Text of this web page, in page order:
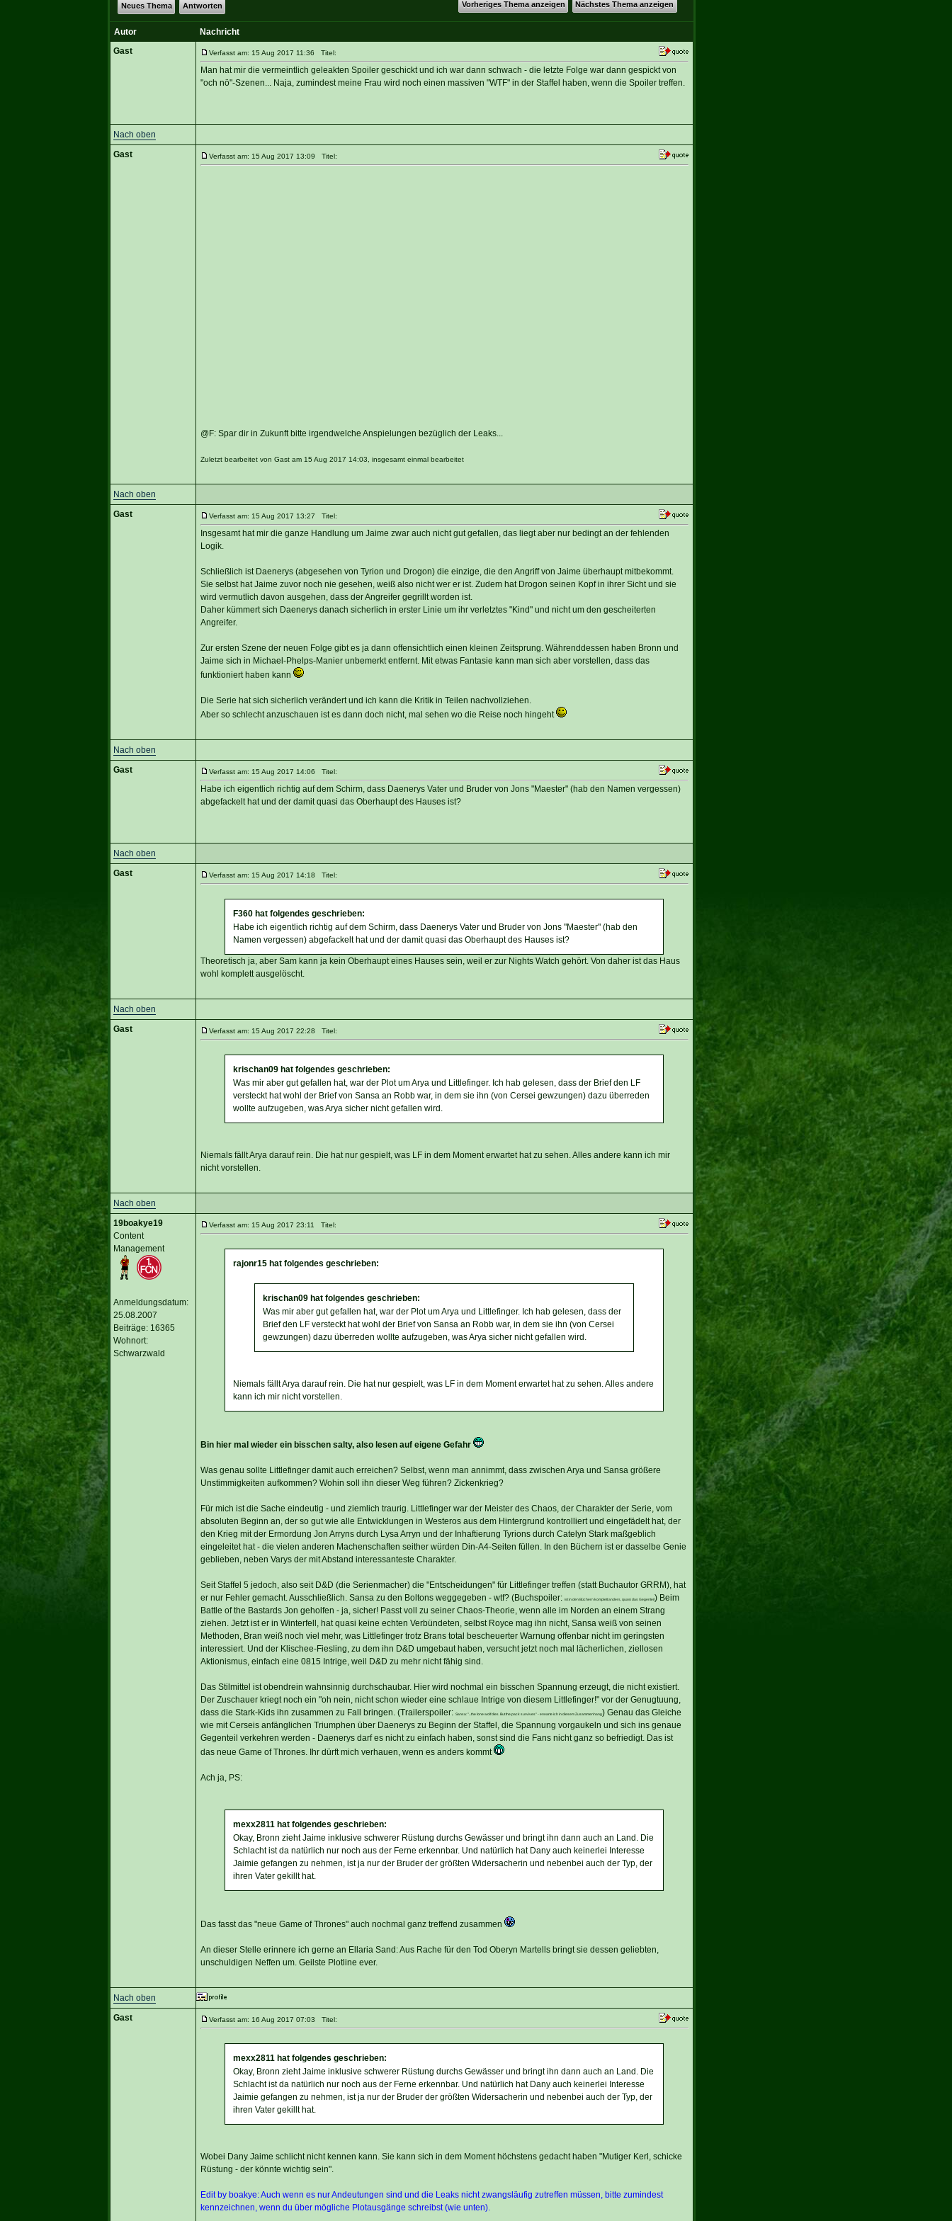
Vorheriges Thema anzeigen Nächstes Thema anzeigen
Neues Thema Antworten
Autor
Nachricht
Gast
Verfasst am: 15 Aug 2017 11:36 Titel:
Man hat mir die vermeintlich geleakten Spoiler geschickt und ich war dann schwach - die letzte Folge war dann gespickt von
"och nö"-Szenen... Naja, zumindest meine Frau wird noch einen massiven "WTF" in der Staffel haben, wenn die Spoiler treffen.
Nach oben
Gast
Verfasst am: 15 Aug 2017 13:09 Titel:
@F: Spar dir in Zukunft bitte irgendwelche Anspielungen bezüglich der Leaks...
Zuletzt bearbeitet von Gast am 15 Aug 2017 14:03, insgesamt einmal bearbeitet
Nach oben
Gast
Verfasst am: 15 Aug 2017 13:27 Titel:
Insgesamt hat mir die ganze Handlung um Jaime zwar auch nicht gut gefallen, das liegt aber nur bedingt an der fehlenden
Logik.
Schließlich ist Daenerys (abgesehen von Tyrion und Drogon) die einzige, die den Angriff von Jaime überhaupt mitbekommt.
Sie selbst hat Jaime zuvor noch nie gesehen, weiß also nicht wer er ist. Zudem hat Drogon seinen Kopf in ihrer Sicht und sie
wird vermutlich davon ausgehen, dass der Angreifer gegrillt worden ist.
Daher kümmert sich Daenerys danach sicherlich in erster Linie um ihr verletztes "Kind" und nicht um den gescheiterten
Angreifer.
Zur ersten Szene der neuen Folge gibt es ja dann offensichtlich einen kleinen Zeitsprung. Währenddessen haben Bronn und
Jaime sich in Michael-Phelps-Manier unbemerkt entfernt. Mit etwas Fantasie kann man sich aber vorstellen, dass das
funktioniert haben kann
Die Serie hat sich sicherlich verändert und ich kann die Kritik in Teilen nachvollziehen.
Aber so schlecht anzuschauen ist es dann doch nicht, mal sehen wo die Reise noch hingeht
Nach oben
Gast
Verfasst am: 15 Aug 2017 14:06 Titel:
Habe ich eigentlich richtig auf dem Schirm, dass Daenerys Vater und Bruder von Jons "Maester" (hab den Namen vergessen)
abgefackelt hat und der damit quasi das Oberhaupt des Hauses ist?
Nach oben
Gast
Verfasst am: 15 Aug 2017 14:18 Titel:
F360 hat folgendes geschrieben:
Habe ich eigentlich richtig auf dem Schirm, dass Daenerys Vater und Bruder von Jons "Maester" (hab den
Namen vergessen) abgefackelt hat und der damit quasi das Oberhaupt des Hauses ist?
Theoretisch ja, aber Sam kann ja kein Oberhaupt eines Hauses sein, weil er zur Nights Watch gehört. Von daher ist das Haus
wohl komplett ausgelöscht.
Nach oben
Gast
Verfasst am: 15 Aug 2017 22:28 Titel:
krischan09 hat folgendes geschrieben:
Was mir aber gut gefallen hat, war der Plot um Arya und Littlefinger. Ich hab gelesen, dass der Brief den LF
versteckt hat wohl der Brief von Sansa an Robb war, in dem sie ihn (von Cersei gewzungen) dazu überreden
wollte aufzugeben, was Arya sicher nicht gefallen wird.
Niemals fällt Arya darauf rein. Die hat nur gespielt, was LF in dem Moment erwartet hat zu sehen. Alles andere kann ich mir
nicht vorstellen.
Nach oben
19boakye19
Content
Management
Anmeldungsdatum:
25.08.2007
Beiträge: 16365
Wohnort:
Schwarzwald
Verfasst am: 15 Aug 2017 23:11 Titel:
rajonr15 hat folgendes geschrieben:
krischan09 hat folgendes geschrieben:
Was mir aber gut gefallen hat, war der Plot um Arya und Littlefinger. Ich hab gelesen, dass der
Brief den LF versteckt hat wohl der Brief von Sansa an Robb war, in dem sie ihn (von Cersei
gewzungen) dazu überreden wollte aufzugeben, was Arya sicher nicht gefallen wird.
Niemals fällt Arya darauf rein. Die hat nur gespielt, was LF in dem Moment erwartet hat zu sehen. Alles andere
kann ich mir nicht vorstellen.
Bin hier mal wieder ein bisschen salty, also lesen auf eigene Gefahr
Was genau sollte Littlefinger damit auch erreichen? Selbst, wenn man annimmt, dass zwischen Arya und Sansa größere
Unstimmigkeiten aufkommen? Wohin soll ihn dieser Weg führen? Zickenkrieg?
Für mich ist die Sache eindeutig - und ziemlich traurig. Littlefinger war der Meister des Chaos, der Charakter der Serie, vom
absoluten Beginn an, der so gut wie alle Entwicklungen in Westeros aus dem Hintergrund kontrolliert und eingefädelt hat, der
den Krieg mit der Ermordung Jon Arryns durch Lysa Arryn und der Inhaftierung Tyrions durch Catelyn Stark maßgeblich
eingeleitet hat - die vielen anderen Machenschaften seither würden Din-A4-Seiten füllen. In den Büchern ist er dasselbe Genie
geblieben, neben Varys der mit Abstand interessanteste Charakter.
Seit Staffel 5 jedoch, also seit D&D (die Serienmacher) die "Entscheidungen" für Littlefinger treffen (statt Buchautor GRRM), hat
er nur Fehler gemacht. Ausschließlich. Sansa zu den Boltons weggegeben - wtf? (Buchspoiler: ist in den Büchern komplett anders, quasi das Gegenteil) Beim
Battle of the Bastards Jon geholfen - ja, sicher! Passt voll zu seiner Chaos-Theorie, wenn alle im Norden an einem Strang
ziehen. Jetzt ist er in Winterfell, hat quasi keine echten Verbündeten, selbst Royce mag ihn nicht, Sansa weiß von seinen
Methoden, Bran weiß noch viel mehr, was Littlefinger trotz Brans total bescheuerter Warnung offenbar nicht im geringsten
interessiert. Und der Klischee-Fiesling, zu dem ihn D&D umgebaut haben, versucht jetzt noch mal lächerlichen, ziellosen
Aktionismus, einfach eine 0815 Intrige, weil D&D zu mehr nicht fähig sind.
Das Stilmittel ist obendrein wahnsinnig durchschaubar. Hier wird nochmal ein bisschen Spannung erzeugt, die nicht existiert.
Der Zuschauer kriegt noch ein "oh nein, nicht schon wieder eine schlaue Intrige von diesem Littlefinger!" vor der Genugtuung,
dass die Stark-Kids ihn zusammen zu Fall bringen. (Trailerspoiler: Sansa: "...the lone wolf dies. But the pack survives" - erwarte ich in diesem Zusammenhang) Genau das Gleiche
wie mit Cerseis anfänglichen Triumphen über Daenerys zu Beginn der Staffel, die Spannung vorgaukeln und sich ins genaue
Gegenteil verkehren werden - Daenerys darf es nicht zu einfach haben, sonst sind die Fans nicht ganz so befriedigt. Das ist
das neue Game of Thrones. Ihr dürft mich verhauen, wenn es anders kommt
Ach ja, PS:
mexx2811 hat folgendes geschrieben:
Okay, Bronn zieht Jaime inklusive schwerer Rüstung durchs Gewässer und bringt ihn dann auch an Land. Die
Schlacht ist da natürlich nur noch aus der Ferne erkennbar. Und natürlich hat Dany auch keinerlei Interesse
Jaimie gefangen zu nehmen, ist ja nur der Bruder der größten Widersacherin und nebenbei auch der Typ, der
ihren Vater gekillt hat.
Das fasst das "neue Game of Thrones" auch nochmal ganz treffend zusammen
An dieser Stelle erinnere ich gerne an Ellaria Sand: Aus Rache für den Tod Oberyn Martells bringt sie dessen geliebten,
unschuldigen Neffen um. Geilste Plotline ever.
Nach oben
Gast
Verfasst am: 16 Aug 2017 07:03 Titel:
mexx2811 hat folgendes geschrieben:
Okay, Bronn zieht Jaime inklusive schwerer Rüstung durchs Gewässer und bringt ihn dann auch an Land. Die
Schlacht ist da natürlich nur noch aus der Ferne erkennbar. Und natürlich hat Dany auch keinerlei Interesse
Jaimie gefangen zu nehmen, ist ja nur der Bruder der größten Widersacherin und nebenbei auch der Typ, der
ihren Vater gekillt hat.
Wobei Dany Jaime schlicht nicht kennen kann. Sie kann sich in dem Moment höchstens gedacht haben "Mutiger Kerl, schicke
Rüstung - der könnte wichtig sein".
Edit by boakye: Auch wenn es nur Andeutungen sind und die Leaks nicht zwangsläufig zutreffen müssen, bitte zumindest
kennzeichnen, wenn du über mögliche Plotausgänge schreibst (wie unten).